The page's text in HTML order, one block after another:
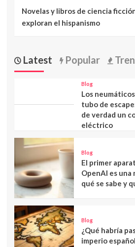
Novelas y libros de ciencia
exploran el hispanismo
Latest Popular
Blog
Los
tubo de
de verdad un
eléctrico
Blog
El primer
OpenAI es una
qué se sabe y
Blog
¿Qué habría
imperio